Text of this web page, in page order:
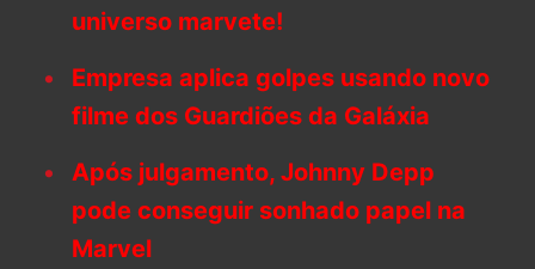
universo marvete!
Empresa aplica golpes usando novo
filme dos Guardiões da Galáxia
Após julgamento, Johnny Depp
pode conseguir sonhado papel na
Marvel